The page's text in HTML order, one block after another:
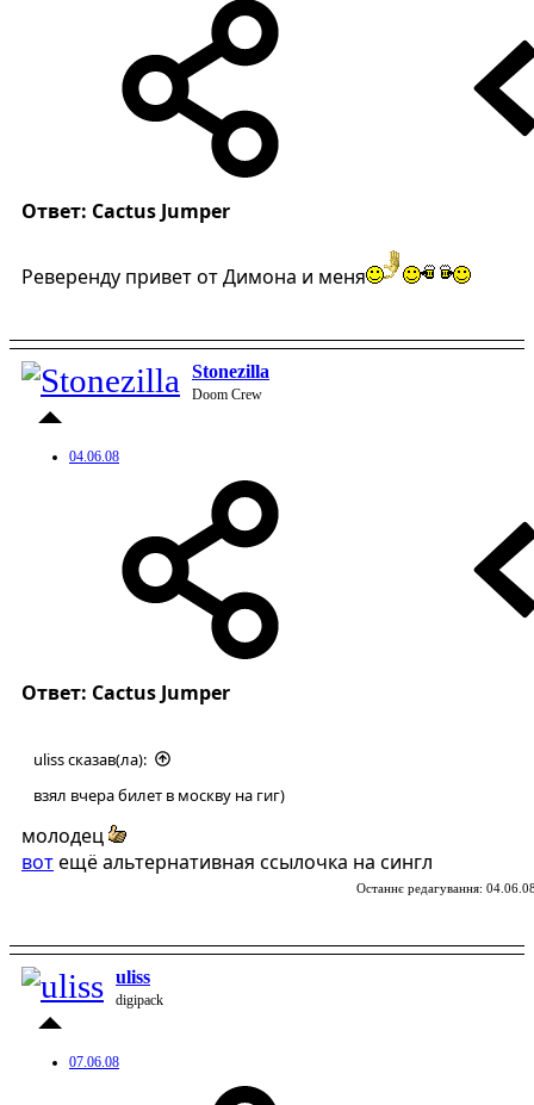
Ответ: Cactus Jumper
Реверенду привет от Димона и меня
Stonezilla
Doom Crew
04.06.08
Ответ: Cactus Jumper
uliss сказав(ла):
взял вчера билет в москву на гиг)
молодец
вотещё альтернативная ссылочка на сингл
Останнє редагування:
uliss
digipack
07.06.08